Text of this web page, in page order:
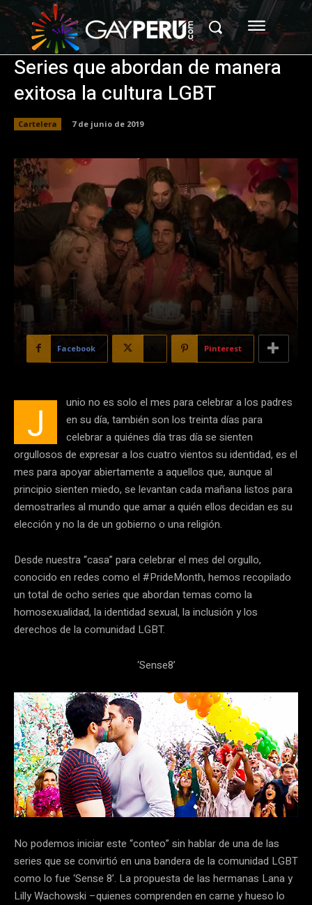
Series que abordan de manera
exitosa la cultura LGBT
Cartelera 7 de junio de 2019
Facebook Pinterest
J
unio no es solo el mes para celebrar a los padres
en su día, también son los treinta días para
celebrar a quiénes día tras día se sienten
orgullosos de expresar a los cuatro vientos su identidad, es el
mes para apoyar abiertamente a aquellos que, aunque al
principio sienten miedo, se levantan cada mañana listos para
demostrarles al mundo que amar a quién ellos decidan es su
elección y no la de un gobierno o una religión.
Desde nuestra “casa” para celebrar el mes del orgullo,
conocido en redes como el #PrideMonth, hemos recopilado
un total de ocho series que abordan temas como la
homosexualidad, la identidad sexual, la inclusión y los
derechos de la comunidad LGBT.
‘Sense8’
No podemos iniciar este “conteo” sin hablar de una de las
series que se convirtió en una bandera de la comunidad LGBT
como lo fue ‘Sense 8’. La propuesta de las hermanas Lana y
Lilly Wachowski –quienes comprenden en carne y hueso lo